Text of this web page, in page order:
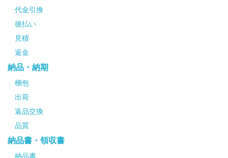
代金引換
後払い
見積
返金
納品・納期
梱包
出荷
返品交換
品質
納品書・領収書
納品書